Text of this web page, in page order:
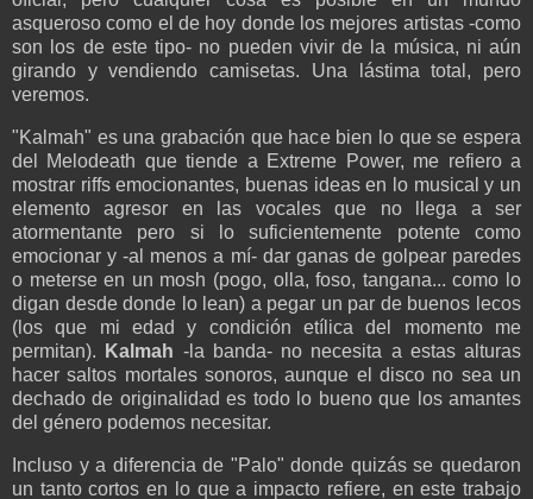
asqueroso como el de hoy donde los mejores artistas -como
son los de este tipo- no pueden vivir de la música, ni aún
girando y vendiendo camisetas. Una lástima total, pero
veremos.
"Kalmah" es una grabación que hace bien lo que se espera
del Melodeath que tiende a Extreme Power, me refiero a
mostrar riffs emocionantes, buenas ideas en lo musical y un
elemento agresor en las vocales que no llega a ser
atormentante pero si lo suficientemente potente como
emocionar y -al menos a mí- dar ganas de golpear paredes
o meterse en un mosh (pogo, olla, foso, tangana... como lo
digan desde donde lo lean) a pegar un par de buenos lecos
(los que mi edad y condición etílica del momento me
permitan).
Kalmah -la banda- no necesita a estas alturas
hacer saltos mortales sonoros, aunque el disco no sea un
dechado de originalidad es todo lo bueno que los amantes
del género podemos necesitar.
Incluso y a diferencia de "Palo" donde quizás se quedaron
un tanto cortos en lo que a impacto refiere, en este trabajo